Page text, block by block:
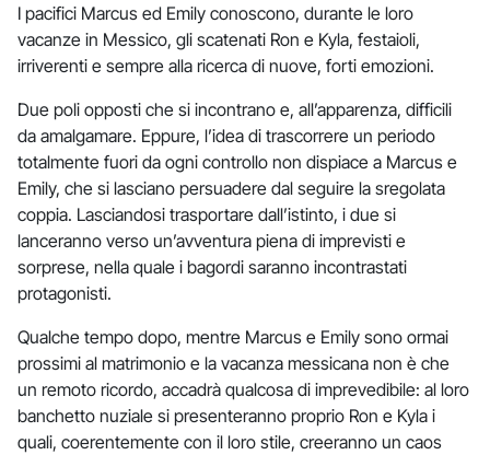
I pacifici Marcus ed Emily conoscono, durante le loro
vacanze in Messico, gli scatenati Ron e Kyla, festaioli,
irriverenti e sempre alla ricerca di nuove, forti emozioni.
Due poli opposti che si incontrano e, all’apparenza, difficili
da amalgamare. Eppure, l’idea di trascorrere un periodo
totalmente fuori da ogni controllo non dispiace a Marcus e
Emily, che si lasciano persuadere dal seguire la sregolata
coppia. Lasciandosi trasportare dall’istinto, i due si
lanceranno verso un’avventura piena di imprevisti e
sorprese, nella quale i bagordi saranno incontrastati
protagonisti.
Qualche tempo dopo, mentre Marcus e Emily sono ormai
prossimi al matrimonio e la vacanza messicana non è che
un remoto ricordo, accadrà qualcosa di imprevedibile: al loro
banchetto nuziale si presenteranno proprio Ron e Kyla i
quali, coerentemente con il loro stile, creeranno un caos